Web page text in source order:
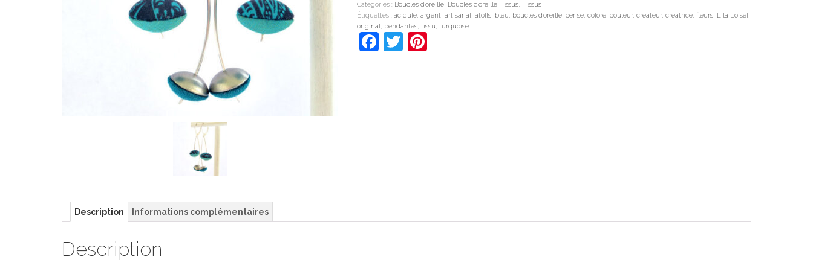
atolls
Catégories : Boucles d'oreille, Boucles d'oreille Tissus, Tissus
Étiquettes : acidulé, argent, artisanal, atolls, bleu, boucles d'oreille, cerise, coloré, couleur, créateur, creatrice, fleurs, Lila Loisel,
original, pendantes, tissu, turquoise
Facebook
TwitterPinterest
Description Informations complémentaires
Description